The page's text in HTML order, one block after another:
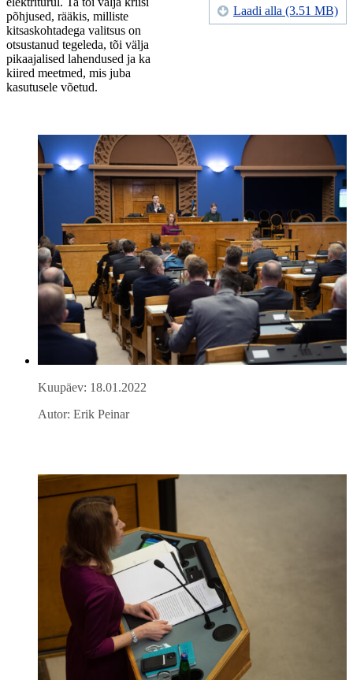
Laadi alla (3.51 MB)
põhjused, rääkis, milliste
kitsaskohtadega valitsus on
otsustanud tegeleda, tõi välja
pikaajalised lahendused ja ka
kiired meetmed, mis juba
kasutusele võetud.
Kuupäev: 18.01.2022
Autor: Erik Peinar